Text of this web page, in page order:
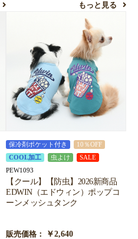
もっと見る
保冷剤ポケット付き
10％OFF
COOL加工
虫よけ SALE
PEW1093
【クール】【防虫】2026新商品
EDWIN（エドウィン）ポップコ
ーンメッシュタンク
販売価格： ￥2,640